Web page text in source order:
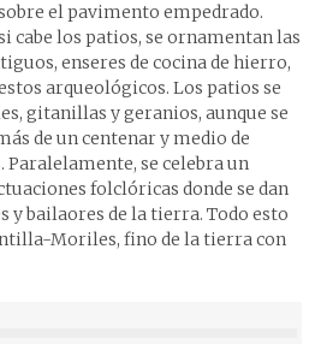
el pavimento empedrado.
cabe los patios, se ornamentan las
enseres de cocina de hierro,
arqueológicos. Los patios se
gitanillas y geranios, aunque se
de un centenar y medio de
se celebra un
folclóricas donde se dan
y bailaores de la tierra. Todo esto
Moriles, fino de la tierra con